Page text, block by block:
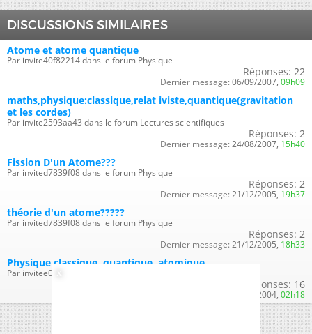
DISCUSSIONS SIMILAIRES
Atome et atome quantique
Par invite40f82214 dans le forum Physique
Réponses: 22
Dernier message: 06/09/2007, 09h09
maths,physique:classique,relat iviste,quantique(gravitation
et les cordes)
Par invite2593aa43 dans le forum Lectures scientifiques
Réponses: 2
Dernier message: 24/08/2007, 15h40
Fission D'un Atome???
Par invited7839f08 dans le forum Physique
Réponses: 2
Dernier message: 21/12/2005, 19h37
théorie d'un atome?????
Par invited7839f08 dans le forum Physique
Réponses: 2
Dernier message: 21/12/2005, 18h33
Physique classique, quantique, atomique...
Par invitee033fdb1 dans le forum Physique
Réponses: 16
12/10/2004, 02h18